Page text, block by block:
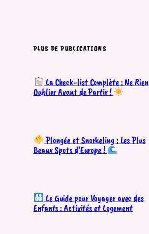
PLUS DE PUBLICATIONS
La Check-list Complète : Ne Rien
Oublier Avant de Partir !
Plongée et Snorkeling : Les Plus
Beaux Spots d’Europe !
Le Guide pour Voyager avec des
Enfants : Activités et Logement